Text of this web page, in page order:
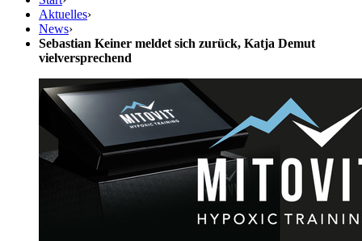
Aktuelles›
News›
Sebastian Keiner meldet sich zurück, Katja Demut
vielversprechend